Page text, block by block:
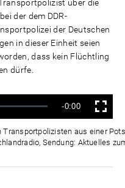
über die
der dem DDR-
der Deutschen
in dieser Einheit seien
dass kein Flüchtling
dürfe.
Verbleibende
Zeit
-0:00 Vollbild
aus einer
Sendung: Aktuelles